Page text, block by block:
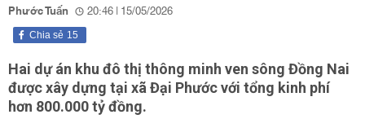
Phước Tuấn 20:46 | 15/05/2026
15
Chia sẻ
Hai dự án khu đô thị thông minh ven sông Đồng Nai
được xây dựng tại xã Đại Phước với tổng kinh phí
hơn 800.000 tỷ đồng.